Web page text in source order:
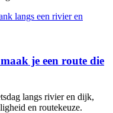
je een route die
langs rivier en dijk,
en routekeuze.